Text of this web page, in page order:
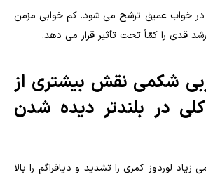
در خواب عمیق ترشح می شود. کم خوابی مزمن
قدی را کمّاً تحت تأثیر قرار می دهد.
شکمی نقش بیشتری از
در بلندتر دیده شدن
لوردوز کمری را تشدید و دیافراگم را بالا